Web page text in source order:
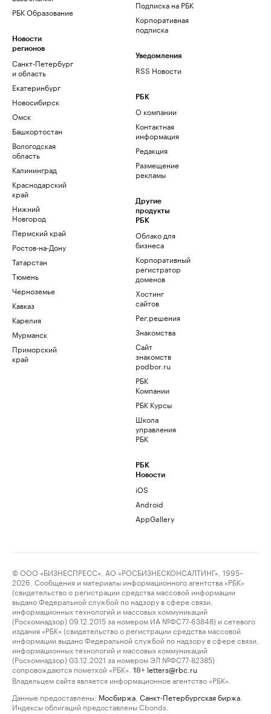
РБК Образование
Новости
регионов
Санкт-Петербург
и область
Екатеринбург
Новосибирск
Омск
Башкортостан
Вологодская
область
Калининград
Краснодарский
край
Нижний
Новгород
Пермский край
Ростов-на-Дону
Татарстан
Тюмень
Черноземье
Кавказ
Карелия
Мурманск
Приморский
край
Подписка на РБК
Корпоративная
подписка
Уведомления
RSS Новости
РБК
О компании
Контактная
информация
Редакция
Размещение
рекламы
Другие
продукты
РБК
Облако для
бизнеса
Корпоративный
регистратор
доменов
Хостинг
сайтов
Рег.решения
Знакомства
Сайт
знакомств
podbor.ru
РБК
Компании
РБК Курсы
Школа
управления
РБК
РБК
Новости
iOS
Android
AppGallery
© ООО «БИЗНЕСПРЕСС», АО «РОСБИЗНЕСКОНСАЛТИНГ», 1995–
2026. Сообщения и материалы информационного агентства «РБК»
(свидетельство о регистрации средства массовой информации
выдано Федеральной службой по надзору в сфере связи,
информационных технологий и массовых коммуникаций
(Роскомнадзор) 09.12.2015 за номером ИА №ФС77-63848) и сетевого
издания «РБК» (свидетельство о регистрации средства массовой
информации выдано Федеральной службой по надзору в сфере связи,
информационных технологий и массовых коммуникаций
(Роскомнадзор) 03.12.2021 за номером ЭЛ №ФС77-82385)
сопровождаются пометкой «РБК».
18+ letters@rbc.ru
Владельцем сайта является информационное агентство «РБК».
Данные предоставлены: Мосбиржа Санкт-Петербургская биржа
Индексы облигаций предоставлены Cbonds.